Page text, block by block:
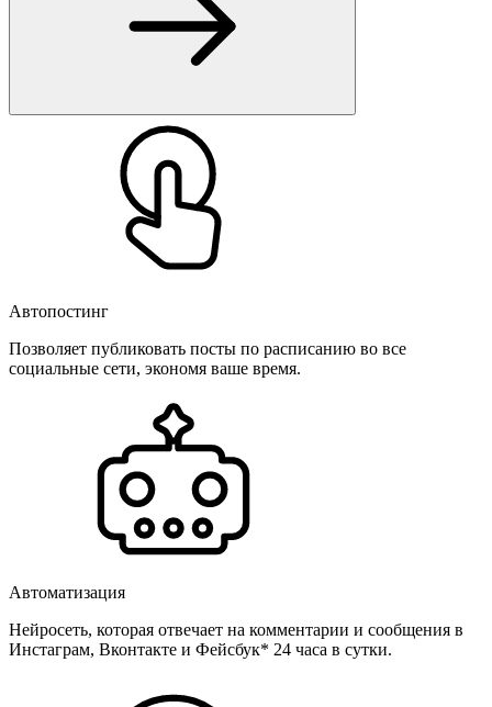
Автопостинг
Позволяет публиковать посты по расписанию во все
социальные сети, экономя ваше время.
Автоматизация
Нейросеть, которая отвечает на комментарии и сообщения в
Инстаграм, Вконтакте и Фейсбук* 24 часа в сутки.